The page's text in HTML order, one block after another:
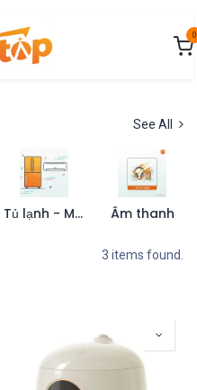
0
See All
Tủ lạnh - Máy lạnh Âm thanh
3 items found.